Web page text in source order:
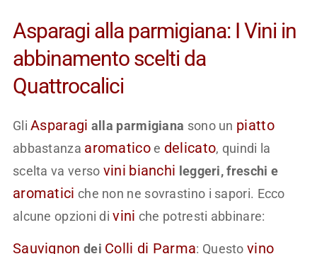
Asparagi alla parmigiana: I Vini in
abbinamento scelti da
Quattrocalici
GliAsparagi alla parmigiana sono un piatto
abbastanza aromaticoe delicato, quindi la
scelta va verso vini bianchi leggeri, freschi e
aromatici che non ne sovrastino i sapori. Ecco
alcune opzioni divini che potresti abbinare:
Sauvignon dei Colli di Parma: Questovino